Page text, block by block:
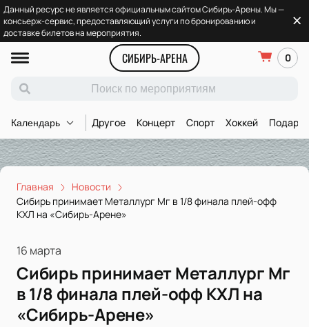
Данный ресурс не является официальным сайтом Сибирь-Арены. Мы —
консьерж-сервис, предоставляющий услуги по бронированию и
доставке билетов на мероприятия.
СИБИРЬ-АРЕНА 0
Календарь Другое Концерт Спорт Хоккей
Главная
Новости
Сибирь принимает Металлург Мг в 1/8 финала плей-офф
КХЛ на «Сибирь-Арене»
16 марта
Сибирь принимает Металлург Мг
в 1/8 финала плей-офф КХЛ на
«Сибирь-Арене»